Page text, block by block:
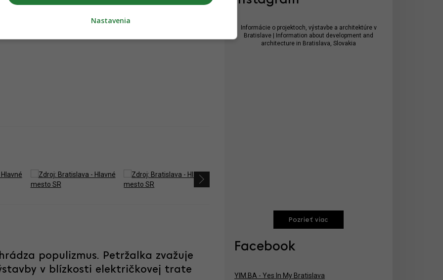
populizmus. Petržalka zvažuje
v blízkosti električkovej trate
Informácie o projektoch, výstavbe a architektúre v
Bratislave | Information about development and
architecture in Bratislava, Slovakia
Pozrieť viac
Facebook
YIM.BA - Yes In My Bratislava
Nastavenia